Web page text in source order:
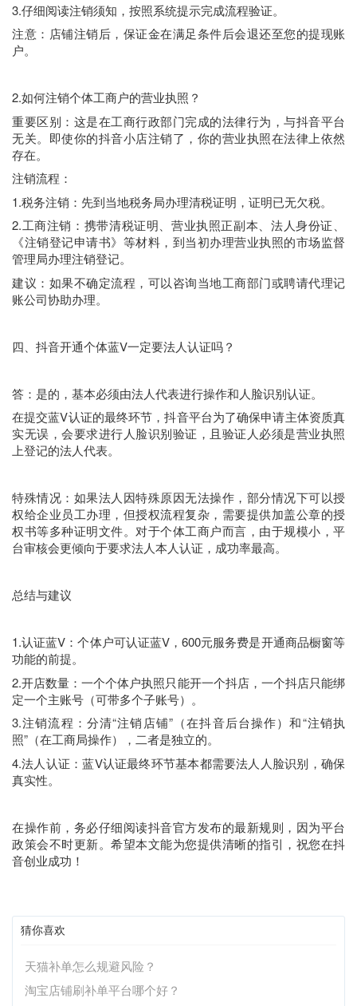
3.仔细阅读注销须知，按照系统提示完成流程验证。
注意：店铺注销后，保证金在满足条件后会退还至您的提现账
户。
2.如何注销个体工商户的营业执照？
重要区别：这是在工商行政部门完成的法律行为，与抖音平台
无关。即使你的抖音小店注销了，你的营业执照在法律上依然
存在。
注销流程：
1.税务注销：先到当地税务局办理清税证明，证明已无欠税。
2.工商注销：携带清税证明、营业执照正副本、法人身份证、
《注销登记申请书》等材料，到当初办理营业执照的市场监督
管理局办理注销登记。
建议：如果不确定流程，可以咨询当地工商部门或聘请代理记
账公司协助办理。
四、抖音开通个体蓝V一定要法人认证吗？
答：是的，基本必须由法人代表进行操作和人脸识别认证。
在提交蓝V认证的最终环节，抖音平台为了确保申请主体资质真
实无误，会要求进行人脸识别验证，且验证人必须是营业执照
上登记的法人代表。
特殊情况：如果法人因特殊原因无法操作，部分情况下可以授
权给企业员工办理，但授权流程复杂，需要提供加盖公章的授
权书等多种证明文件。对于个体工商户而言，由于规模小，平
台审核会更倾向于要求法人本人认证，成功率最高。
总结与建议
1.认证蓝V：个体户可认证蓝V，600元服务费是开通商品橱窗等
功能的前提。
2.开店数量：一个个体户执照只能开一个抖店，一个抖店只能绑
定一个主账号（可带多个子账号）。
3.注销流程：分清“注销店铺”（在抖音后台操作）和“注销执
照”（在工商局操作），二者是独立的。
4.法人认证：蓝V认证最终环节基本都需要法人人脸识别，确保
真实性。
在操作前，务必仔细阅读抖音官方发布的最新规则，因为平台
政策会不时更新。希望本文能为您提供清晰的指引，祝您在抖
音创业成功！
猜你喜欢
天猫补单怎么规避风险？
淘宝店铺刷补单平台哪个好？